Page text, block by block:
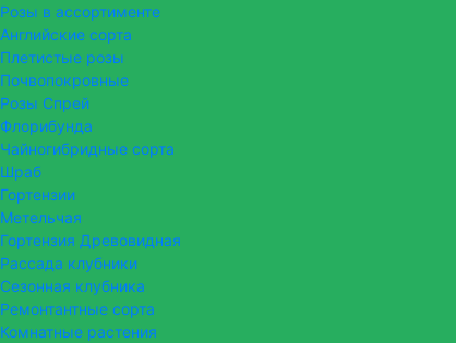
Розы в ассортименте
Английские сорта
Плетистые розы
Почвопокровные
Розы Спрей
Флорибунда
Чайногибридные сорта
Шраб
Гортензии
Метельчая
Гортензия Древовидная
Рассада клубники
Сезонная клубника
Ремонтантные сорта
Комнатные растения